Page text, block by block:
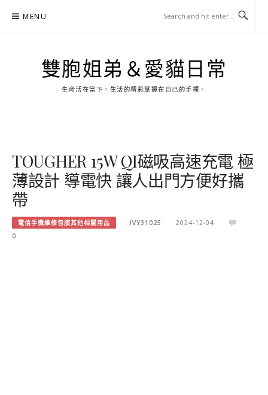
MENU
雙胞姐弟＆愛貓日常
生命活在當下，生活的精彩掌握在自己的手裡。
TOUGHER 15W QI磁吸高速充電 極
薄設計 導電快 讓人出門方便好攜
帶
電信手機維修包膜其他相關用品 IVY31025
2024-12-04
0